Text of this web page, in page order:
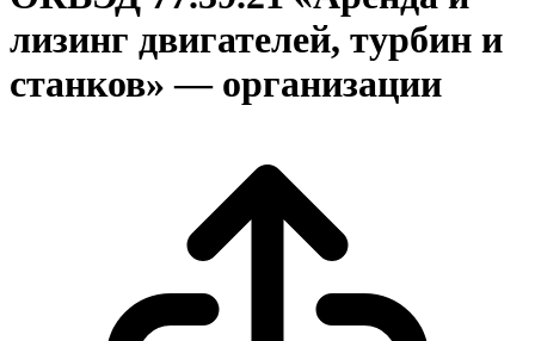
лизинг двигателей, турбин и
станков» — организации